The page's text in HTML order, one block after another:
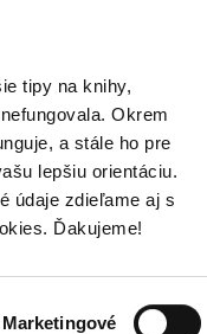
tipy na knihy,
Okrem
a stále ho pre
lepšiu orientáciu.
údaje zdieľame aj s
Ďakujeme!
Marketingové